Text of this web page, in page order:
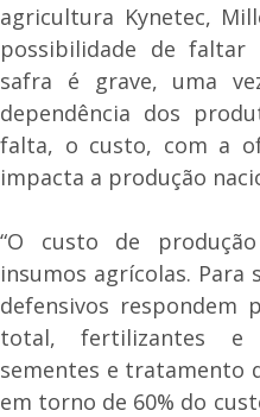
agricultura Kynetec,
possibilidade de
safra é grave, uma
dependência dos
falta, o custo, com a
impacta a produção
“O custo de
insumos agrícolas.
defensivos
total, fertilizantes e
sementes e tratamento
em torno de 60% do